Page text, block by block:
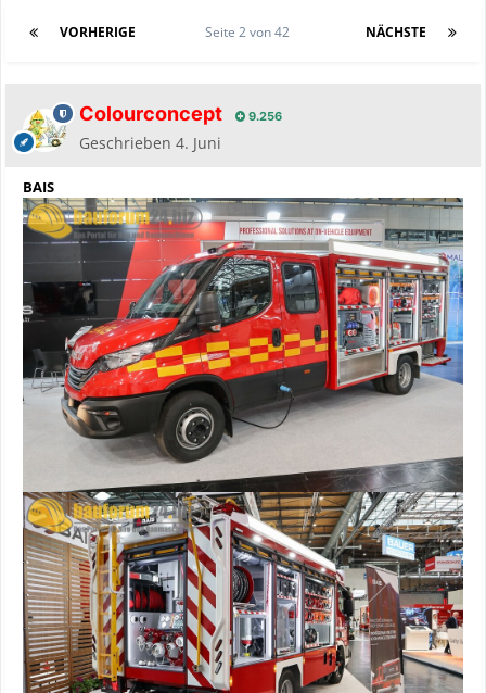
VORHERIGE NÄCHSTE
Seite 2 von 42
Colourconcept 9.256
Geschrieben 4. Juni
BAIS